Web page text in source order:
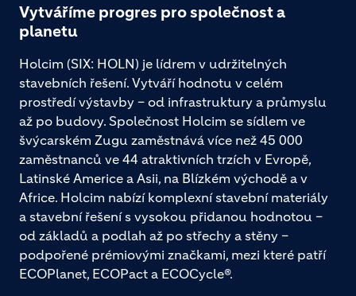
Vytváříme progres pro společnost a
planetu
Holcim (SIX: HOLN) je lídrem v udržitelných
stavebních řešení. Vytváří hodnotu v celém
prostředí výstavby – od infrastruktury a průmyslu
až po budovy. Společnost Holcim se sídlem ve
švýcarském Zugu zaměstnává více než 45 000
zaměstnanců ve 44 atraktivních trzích v Evropě,
Latinské Americe a Asii, na Blízkém východě a v
Africe. Holcim nabízí komplexní stavební materiály
a stavební řešení s vysokou přidanou hodnotou –
od základů a podlah až po střechy a stěny –
podpořené prémiovými značkami, mezi které patří
ECOPlanet, ECOPact a ECOCycle®.